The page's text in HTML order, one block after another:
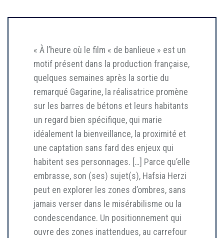
« À l’heure où le film « de banlieue » est un
motif présent dans la production française,
quelques semaines après la sortie du
remarqué Gagarine, la réalisatrice promène
sur les barres de bétons et leurs habitants
un regard bien spécifique, qui marie
idéalement la bienveillance, la proximité et
une captation sans fard des enjeux qui
habitent ses personnages. […] Parce qu’elle
embrasse, son (ses) sujet(s), Hafsia Herzi
peut en explorer les zones d’ombres, sans
jamais verser dans le misérabilisme ou la
condescendance. Un positionnement qui
ouvre des zones inattendues, au carrefour